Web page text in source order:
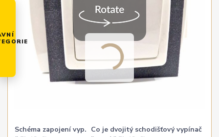
Schéma zapojení vyp. Co je dvojitý schodišťový vypínač